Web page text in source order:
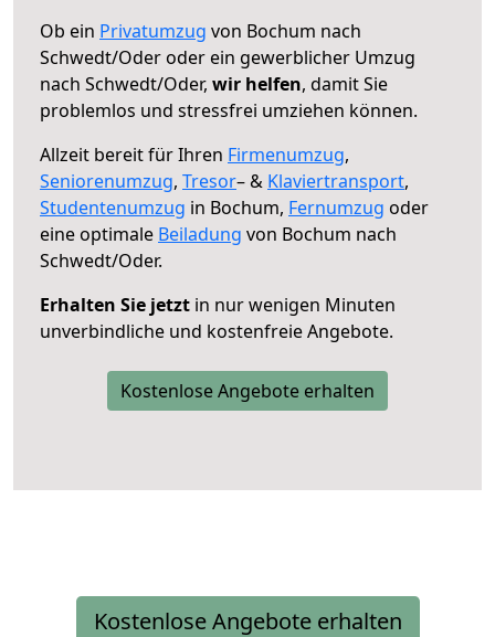
Ob ein Privatumzug von Bochum nach
Schwedt/Oder oder ein gewerblicher Umzug
nach Schwedt/Oder, wir helfen, damit Sie
problemlos und stressfrei umziehen können.
Allzeit bereit für Ihren Firmenumzug,
Seniorenumzug, Tresor– & Klaviertransport,
Studentenumzug in Bochum, Fernumzug oder
eine optimale Beiladung von Bochum nach
Schwedt/Oder.
Erhalten Sie jetzt in nur wenigen Minuten
unverbindliche und kostenfreie Angebote.
Kostenlose Angebote erhalten
Kostenlose Angebote erhalten